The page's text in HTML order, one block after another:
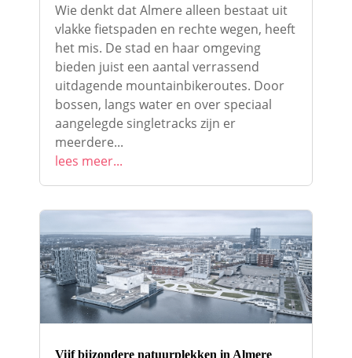
Wie denkt dat Almere alleen bestaat uit
vlakke fietspaden en rechte wegen, heeft
het mis. De stad en haar omgeving
bieden juist een aantal verrassend
uitdagende mountainbikeroutes. Door
bossen, langs water en over speciaal
aangelegde singletracks zijn er
meerdere...
lees meer...
Vijf bijzondere natuurplekken in Almere